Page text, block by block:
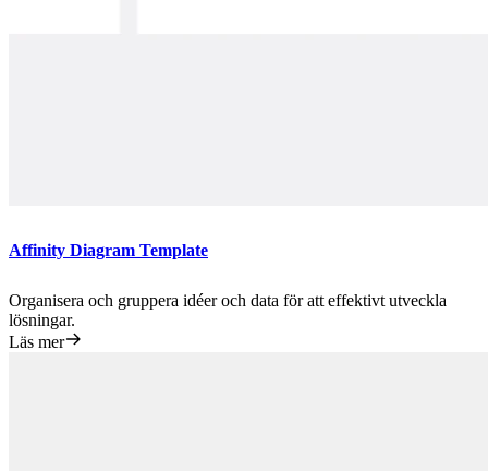
Affinity Diagram Template
Organisera och gruppera idéer och data för att effektivt utveckla
lösningar.
Läs mer